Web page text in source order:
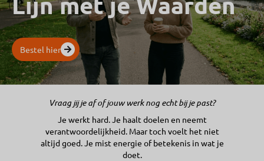
Bestel hier
Vraag jij je af of jouw werk nog echt bij je past?
Je werkt hard. Je haalt doelen en neemt
verantwoordelijkheid. Maar toch voelt het niet
altijd goed. Je mist energie of betekenis in wat je
doet.